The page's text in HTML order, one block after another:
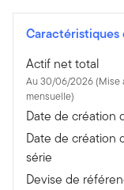
Caractéristiques
Actif net total
Au 30/06/2026 (Mise à jour
mensuelle)
Date de création
Date de création
série
Devise de